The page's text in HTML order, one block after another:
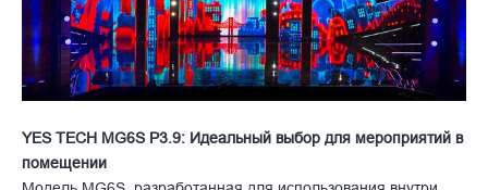
YES TECH MG6S P3.9: Идеальный выбор для мероприятий в
помещении